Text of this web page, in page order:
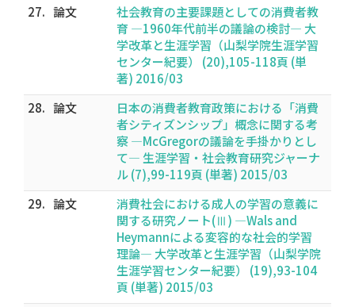
27. 論文
社会教育の主要課題としての消費者教
育 ―1960年代前半の議論の検討― 大
学改革と生涯学習（山梨学院生涯学習
センター紀要） (20),105-118頁 (単
著) 2016/03
28. 論文
日本の消費者教育政策における「消費
者シティズンシップ」概念に関する考
察 ―McGregorの議論を手掛かりとし
て― 生涯学習・社会教育研究ジャーナ
ル (7),99-119頁 (単著) 2015/03
29. 論文
消費社会における成人の学習の意義に
関する研究ノート(Ⅲ) ―Wals and
Heymannによる変容的な社会的学習
理論― 大学改革と生涯学習（山梨学院
生涯学習センター紀要） (19),93-104
頁 (単著) 2015/03